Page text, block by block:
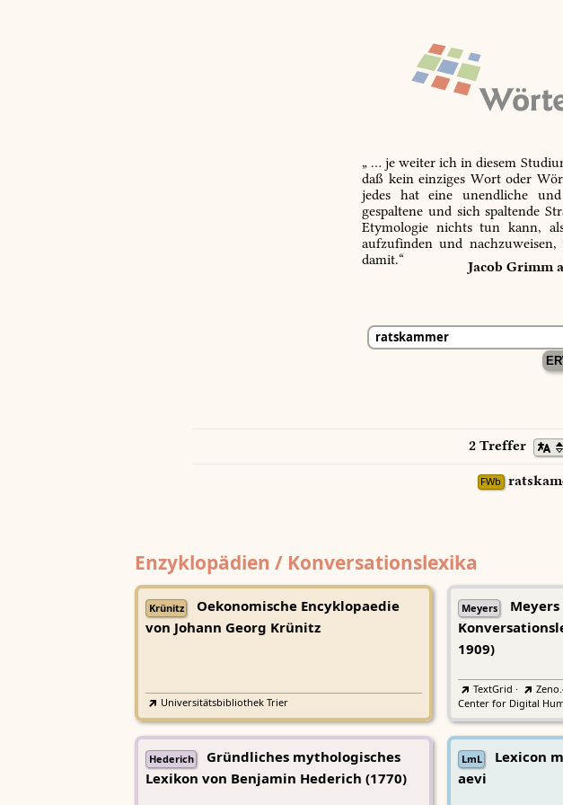
„ … je weiter ich in diesem
daß kein einziges Wort oder
jedes hat eine unendliche
gespaltene und sich spaltende
Etymologie nichts tun kann,
aufzufinden und
damit.“
Jacob Grimm
2 Treffer
FWb
Enzyklopädien / Konversationslexika
Krünitz
Oekonomische Encyklopaedie
von Johann Georg Krünitz
Universitätsbibliothek Trier
Meyers
1909)
TextGrid ·
Center for Digital
Hederich
Gründliches mythologisches
Lexikon von Benjamin Hederich (1770)
LmL
Lexicon
aevi